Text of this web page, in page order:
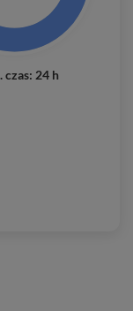
czas: 24 h